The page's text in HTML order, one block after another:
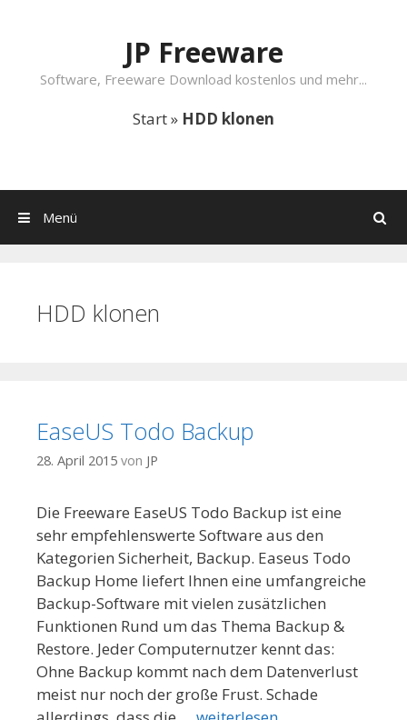
JP Freeware
Software, Freeware Download kostenlos und mehr...
Start» HDD klonen
Suchen
Menü
HDD klonen
EaseUS Todo Backup
28. April 2015 von JP
Die Freeware EaseUS Todo Backup ist eine
sehr empfehlenswerte Software aus den
Kategorien Sicherheit, Backup. Easeus Todo
Backup Home liefert Ihnen eine umfangreiche
Backup-Software mit vielen zusätzlichen
Funktionen Rund um das Thema Backup &
Restore. Jeder Computernutzer kennt das:
Ohne Backup kommt nach dem Datenverlust
meist nur noch der große Frust. Schade